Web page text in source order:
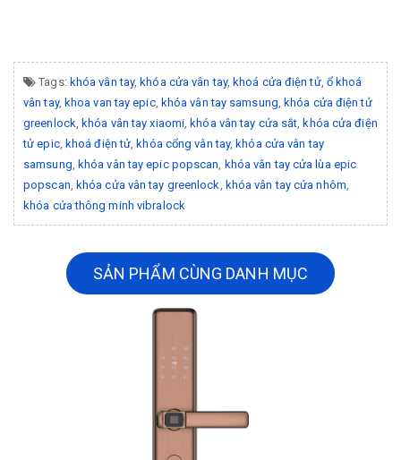
Tags: khóa vân tay, khóa cửa vân tay, khoá cửa điện tử, ổ khoá
vân tay, khoa van tay epic, khóa vân tay samsung khóa cửa điện tử
greenlock khóa vân tay xiaomi khóa vân tay cửa sắt khóa cửa điện
tử epic, khoá điện tử khóa cổng vân tay, khóa cửa vân tay
samsung khóa vân tay epic popscan
khóa vân tay cửa lùa epic
popscan khóa cửa vân tay greenlock khóa vân tay cửa nhôm
khóa cửa thông minh vibralock
SẢN PHẨM CÙNG DANH MỤC